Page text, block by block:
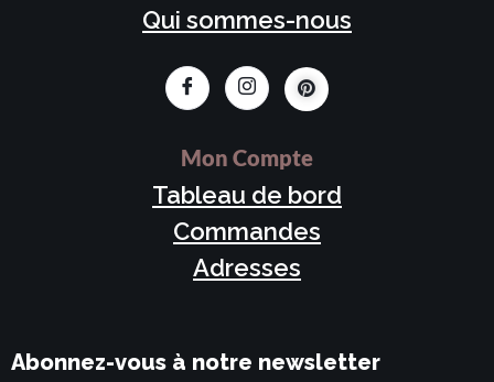
Qui sommes-nous
Mon Compte
Tableau de bord
Commandes
Adresses
Abonnez-vous à notre newsletter